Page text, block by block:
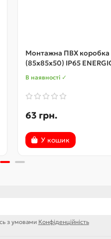
Монтажна ПВХ коробка
(85x85x50) IP65
В наявності ✓
63 грн.
У кошик
з умовами Конфіденційність